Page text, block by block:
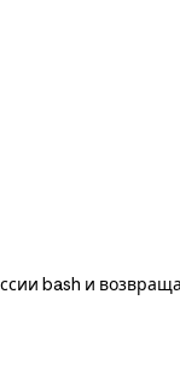
bash и